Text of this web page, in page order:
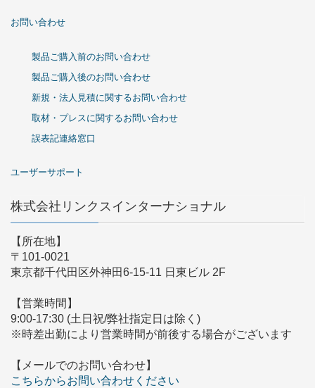
お問い合わせ
製品ご購入前のお問い合わせ
製品ご購入後のお問い合わせ
新規・法人見積に関するお問い合わせ
取材・プレスに関するお問い合わせ
誤表記連絡窓口
ユーザーサポート
株式会社リンクスインターナショナル
【所在地】
〒101-0021
東京都千代田区外神田6-15-11 日東ビル 2F
【営業時間】
9:00-17:30 (土日祝/弊社指定日は除く)
※時差出勤により営業時間が前後する場合がございます
【メールでのお問い合わせ】
こちらからお問い合わせください